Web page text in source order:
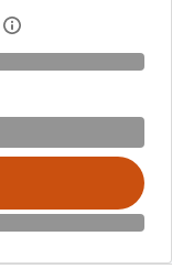
Abre el cuadro de